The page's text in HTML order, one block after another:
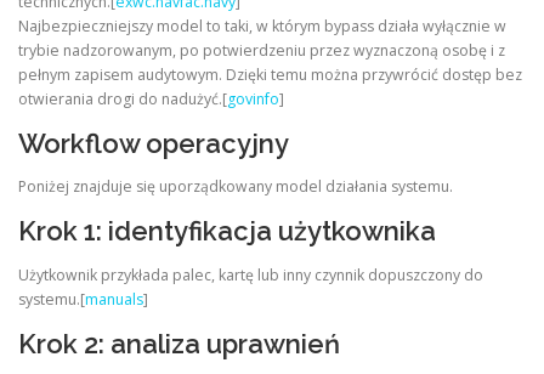
Najbezpieczniejszy model to taki, w którym bypass działa wyłącznie w
trybie nadzorowanym, po potwierdzeniu przez wyznaczoną osobę i z
pełnym zapisem audytowym. Dzięki temu można przywrócić dostęp bez
otwierania drogi do nadużyć.[govinfo]
Workflow operacyjny
Poniżej znajduje się uporządkowany model działania systemu.
Krok 1: identyfikacja użytkownika
Użytkownik przykłada palec, kartę lub inny czynnik dopuszczony do
systemu.[manuals]
Krok 2: analiza uprawnień